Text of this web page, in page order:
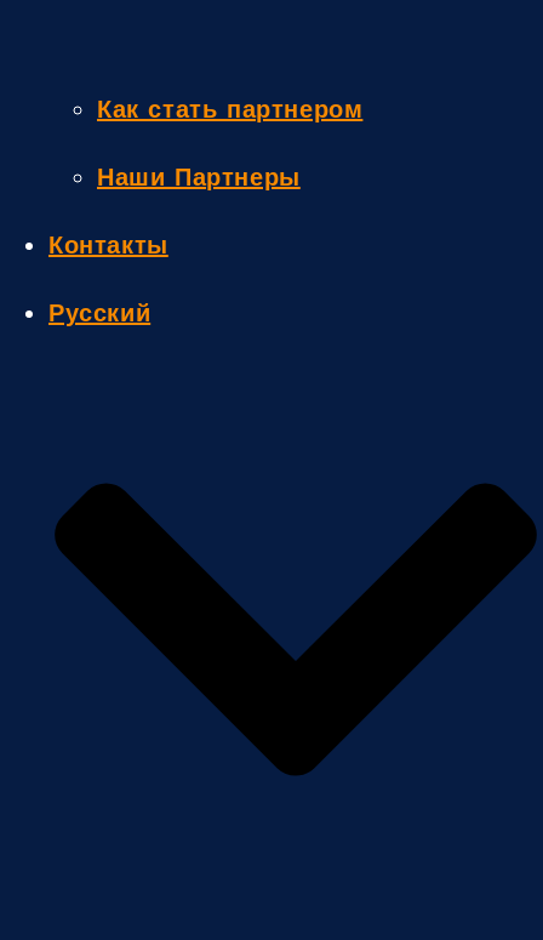
Как стать партнером
Наши Партнеры
Контакты
Русский